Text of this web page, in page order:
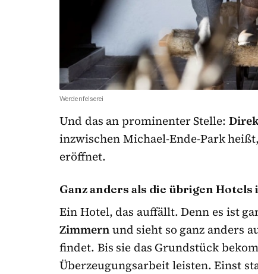
Werdenfelserei
Und das an prominenter Stelle:
inzwischen Michael-Ende-Park
eröffnet.
Ganz anders als die übrigen Hotels
Ein Hotel, das auffällt. Denn es ist
Zimmernund sieht so ganz anders
findet. Bis sie das Grundstück
Überzeugungsarbeit leisten. Einst